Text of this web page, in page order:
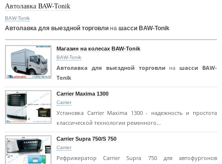
Автолавка BAW-Tonik
BAW-Tonik
Автолавка для выездной торговли на шасси BAW-Tonik
Магазин на колесах BAW-Tonik
BAW-Tonik
Автолавка для выездной торговли на шасси BAW-
Tonik
Carrier Maxima 1300
Carrier
Установка Carrier Maxima 1300 - надежность и простота
классической технологии ременного…
Carrier Supra 750/S 750
Carrier
Рефрижератор Carrier Supra 750 для автофургонов